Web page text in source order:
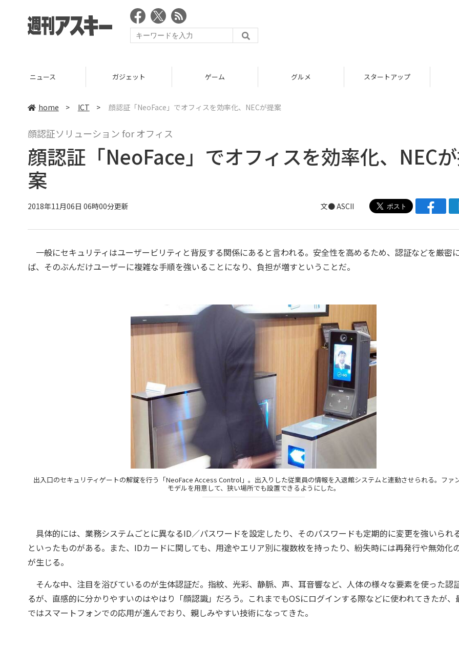
ニュース ガジェット ゲーム グルメ スタートアップ
home > ICT > 顔認証「NeoFace」でオフィスを効率化、NECが提案
顔認証ソリューション for オフィス
顔認証「NeoFace」でオフィスを効率化、NEC
案
2018年11月06日 06時00分更新 文● ASCII
一般にセキュリティはユーザービリティと背反する関係にあると言われる。安全性を高めるため、認証などを厳密
ば、そのぶんだけユーザーに複雑な手順を強いることになり、負担が増すということだ。
出入口のセキュリティゲートの解錠を行う「NeoFace Access Control」。出入りした従業員の情報を入退館システムと連動させられる。ファ
モデルを用意して、狭い場所でも設置できるようにした。
具体的には、業務システムごとに異なるID／パスワードを設定したり、そのパスワードも定期的に変更を強いら
といったものがある。また、IDカードに関しても、用途やエリア別に複数枚を持ったり、紛失時には再発行や無効化
が生じる。
そんな中、注目を浴びているのが生体認証だ。指紋、光彩、静脈、声、耳音響など、人体の様々な要素を使った認
るが、直感的に分かりやすいのはやはり「顔認識」だろう。これまでもOSにログインする際などに使われてきたが、
ではスマートフォンでの応用が進んでおり、親しみやすい技術になってきた。